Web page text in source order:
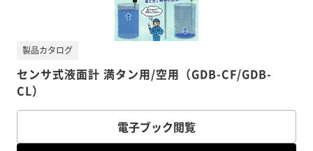
センサ式液面計 満タン用/空用（GDB-CF/GDB-
CL）
製品カタログ
電子ブック閲覧